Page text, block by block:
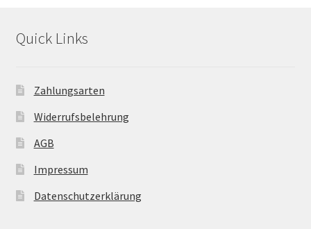
Quick Links
Zahlungsarten
Widerrufsbelehrung
AGB
Impressum
Datenschutzerklärung